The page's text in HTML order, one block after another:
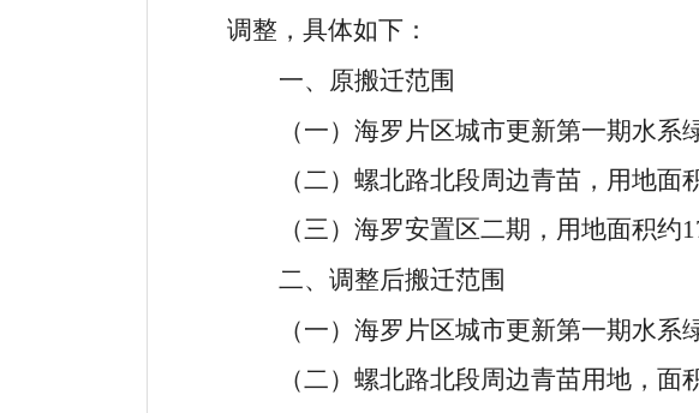
调整，具体如下：
一、原搬迁范围
（一）海罗片区城市更新第一期水
（二）螺北路北段周边青苗，用地面
（三）海罗安置区二期，用地面积约
二、调整后搬迁范围
（一）海罗片区城市更新第一期水
（二）螺北路北段周边青苗用地，面